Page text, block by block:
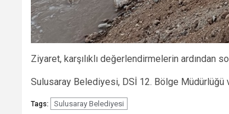
Ziyaret, karşılıklı değerlendirmelerin ardından
Sulusaray Belediyesi, DSİ 12. Bölge Müdürlüğü
Tags: Sulusaray Belediyesi